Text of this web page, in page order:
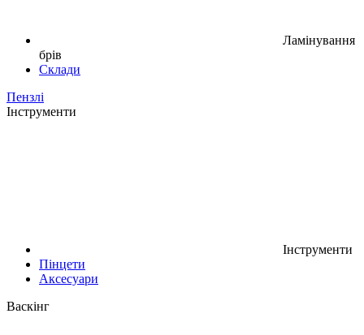
Ламінування
брів
Склади
Пензлі
Інструменти
Інструменти
Пінцети
Аксесуари
Васкінг